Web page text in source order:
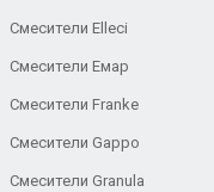
Смесители Elleci
Смесители Емар
Смесители Franke
Смесители Gappo
Смесители Granula